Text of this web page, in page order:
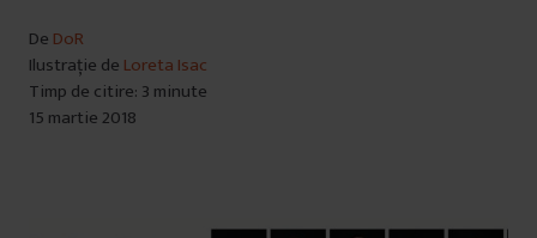
De DoR
Ilustrație de Loreta Isac
Timp de citire: 3 minute
15 martie 2018